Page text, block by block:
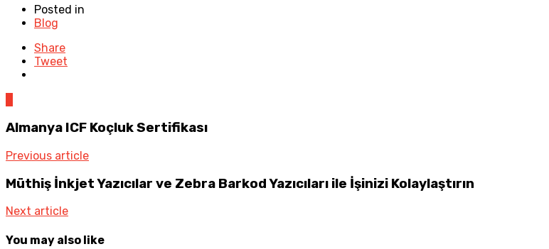
Posted in
Blog
Share
Tweet
Almanya ICF Koçluk Sertifikası
Previous article
Müthiş İnkjet Yazıcılar ve Zebra Barkod Yazıcıları ile İşinizi Kolaylaştırın
Next article
You may also like